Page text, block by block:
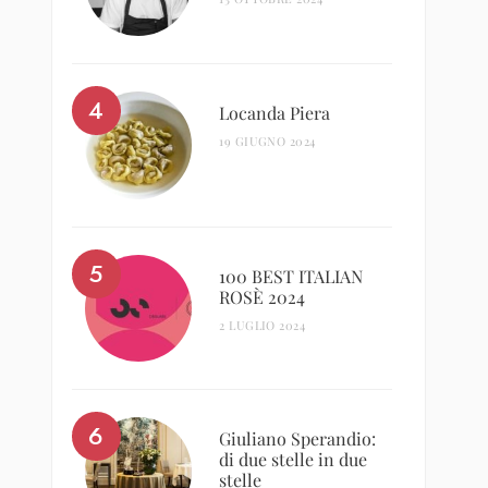
Locanda Piera
19 GIUGNO 2024
100 BEST ITALIAN
ROSÈ 2024
2 LUGLIO 2024
Giuliano Sperandio:
di due stelle in due
stelle